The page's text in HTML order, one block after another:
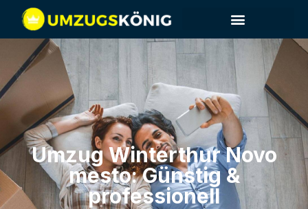
Umzug Winterthur​ Novo
mesto: Günstig &
professionell​